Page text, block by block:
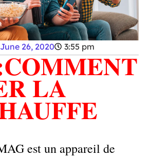
June 26, 2020 3:55 pm
LA
est un appareil de